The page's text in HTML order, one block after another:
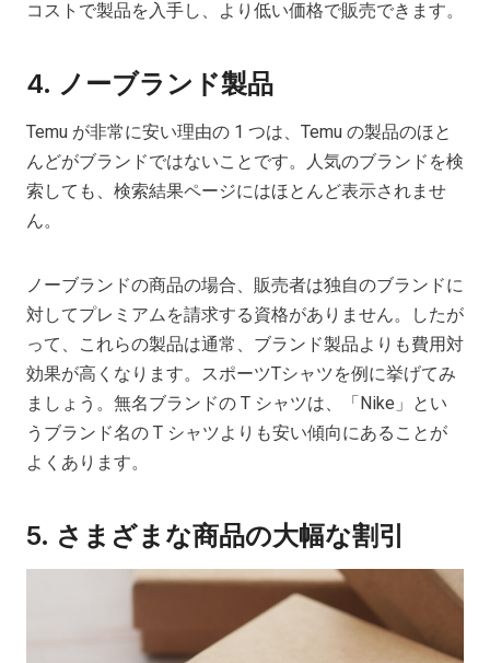
コストで製品を入手し、より低い価格で販売できます。
4. ノーブランド製品
Temu が非常に安い理由の 1 つは、Temu の製品のほと
んどがブランドではないことです。人気のブランドを検
索しても、検索結果ページにはほとんど表示されませ
ん。
ノーブランドの商品の場合、販売者は独自のブランドに
対してプレミアムを請求する資格がありません。したが
って、これらの製品は通常、ブランド製品よりも費用対
効果が高くなります。スポーツTシャツを例に挙げてみ
ましょう。無名ブランドの T シャツは、「Nike」とい
うブランド名の T シャツよりも安い傾向にあることが
よくあります。
5. さまざまな商品の大幅な割引